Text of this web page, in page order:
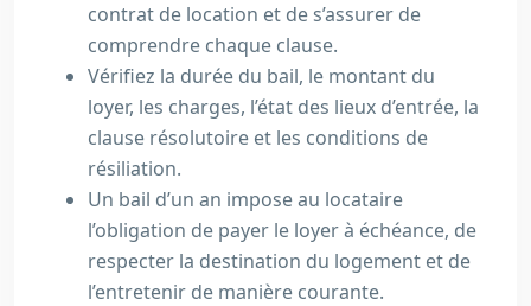
contrat de location et de s’assurer de
comprendre chaque clause.
Vérifiez la durée du bail, le montant du
loyer, les charges, l’état des lieux d’entrée, la
clause résolutoire et les conditions de
résiliation.
Un bail d’un an impose au locataire
l’obligation de payer le loyer à échéance, de
respecter la destination du logement et de
l’entretenir de manière courante.